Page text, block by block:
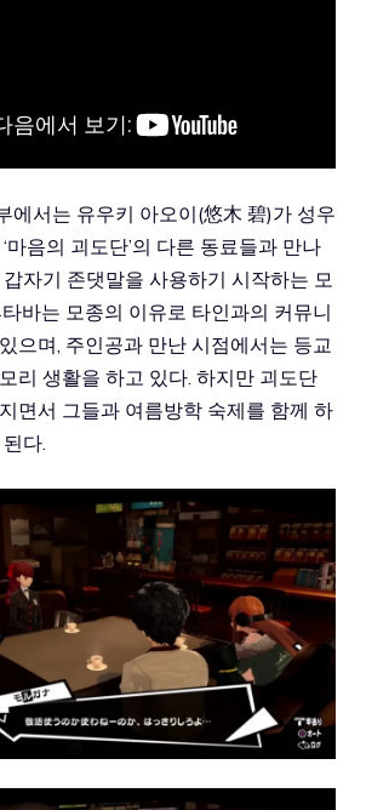
에서는 유우키 아오이(悠木 碧)가 성우
마음의 괴도단’의 다른 동료들과 만나
자기 존댓말을 사용하기 시작하는 모
바는 모종의 이유로 타인과의 커뮤니
으며, 주인공과 만난 시점에서는 등교
리 생활을 하고 있다. 하지만 괴도단
면서 그들과 여름방학 숙제를 함께 하
다.